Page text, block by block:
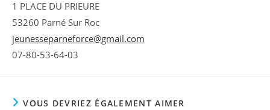
1 PLACE DU PRIEURE
53260 Parné Sur Roc
jeunesseparneforce@gmail.com
07-80-53-64-03
VOUS DEVRIEZ ÉGALEMENT AIMER